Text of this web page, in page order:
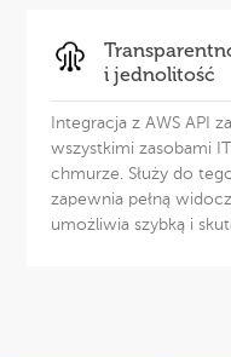
i jednolitość
Integracja z AWS API
wszystkimi zasobami
chmurze. Służy do
zapewnia pełną
umożliwia szybką i